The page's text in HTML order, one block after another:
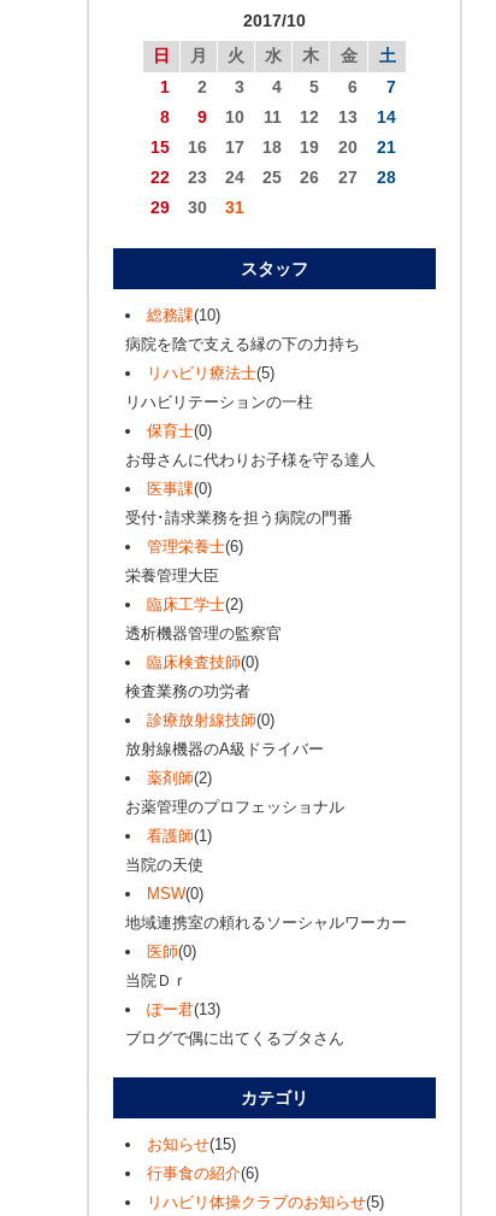
2017/10
日
月 火 水 木 金
土
1
2 3 4 5 6
7
8
9 10 11 12 13
14
15
16 17 18 19 20
21
22
23 24 25 26 27
28
29
30 31
スタッフ
総務課(10)
病院を陰で支える縁の下の力持ち
リハビリ療法士(5)
リハビリテーションの一柱
保育士(0)
お母さんに代わりお子様を守る達人
医事課(0)
受付･請求業務を担う病院の門番
管理栄養士(6)
栄養管理大臣
臨床工学士(2)
透析機器管理の監察官
臨床検査技師(0)
検査業務の功労者
診療放射線技師(0)
放射線機器のA級ドライバー
薬剤師(2)
お薬管理のプロフェッショナル
看護師(1)
当院の天使
MSW(0)
地域連携室の頼れるソーシャルワーカー
医師(0)
当院Ｄｒ
ぽー君(13)
ブログで偶に出てくるブタさん
カテゴリ
お知らせ(15)
行事食の紹介(6)
リハビリ体操クラブのお知らせ(5)